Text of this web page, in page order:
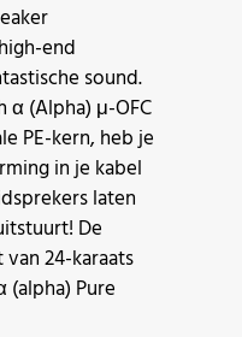
end
sound.
α (Alpha) μ-OFC
PE-kern, heb je
in je kabel
laten
De
24-karaats
Pure